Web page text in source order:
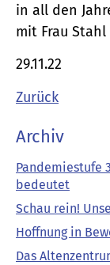
in all den
mit Frau
29.11.22
Zurück
Archiv
Pandemiestufe
bedeutet
Schau rein!
Hoffnung in
Das